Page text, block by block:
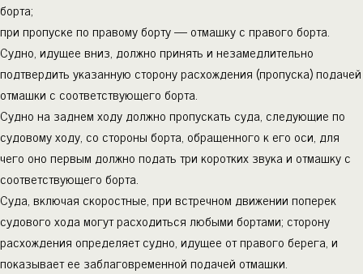
борта;
при пропуске по правому борту — отмашку с правого борта.
Судно, идущее вниз, должно принять и незамедлительно
подтвердить указанную сторону расхождения (пропуска) подачей
отмашки с соответствующего борта.
Судно на заднем ходу должно пропускать суда, следующие по
судовому ходу, со стороны борта, обращенного к его оси, для
чего оно первым должно подать три коротких звука и отмашку с
соответствующего борта.
Суда, включая скоростные, при встречном движении поперек
судового хода могут расходиться любыми бортами; сторону
расхождения определяет судно, идущее от правого берега, и
показывает ее заблаговременной подачей отмашки.